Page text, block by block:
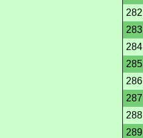
282
283
284
285
286
287
288
289